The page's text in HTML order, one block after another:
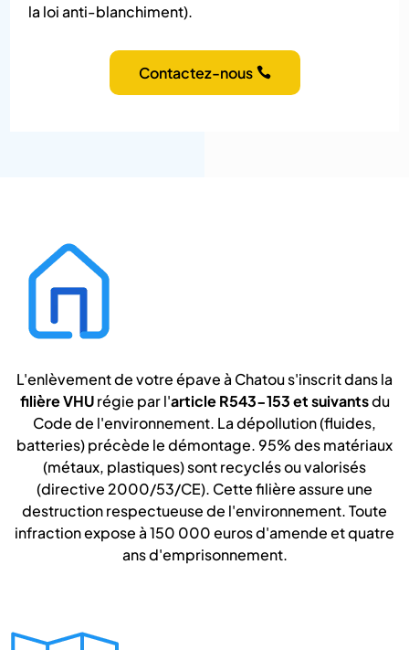
la loi anti-blanchiment).
Contactez-nous
L'enlèvement de votre épave à Chatou s'inscrit dans la
filière VHUrégie par l'article R543-153 et suivantsdu
Code de l'environnement. La dépollution (fluides,
batteries) précède le démontage. 95% des matériaux
(métaux, plastiques) sont recyclés ou valorisés
(directive 2000/53/CE). Cette filière assure une
destruction respectueuse de l'environnement. Toute
infraction expose à 150 000 euros d'amende et quatre
ans d'emprisonnement.